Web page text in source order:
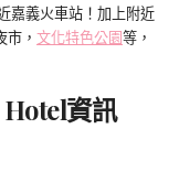
嘉義火車站！加上附近
， 文化特色公園等，
資訊